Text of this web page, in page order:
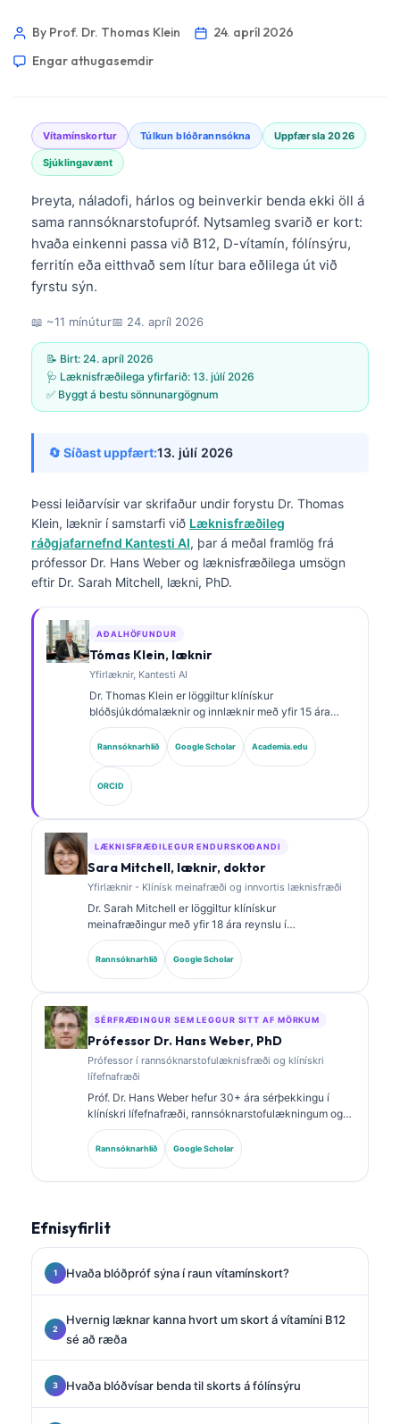
By Prof. Dr. Thomas Klein
24. apríl 2026
Engar athugasemdir
Vítamínskortur Túlkun blóðrannsókna Uppfærsla 2026
Sjúklingavænt
Þreyta, náladofi, hárlos og beinverkir benda ekki öll á
sama rannsóknarstofupróf. Nytsamleg svarið er kort:
hvaða einkenni passa við B12, D-vítamín, fólínsýru,
ferritín eða eitthvað sem lítur bara eðlilega út við
fyrstu sýn.
📖 ~11 mínútur📅 24. apríl 2026
📝 Birt: 24. apríl 2026
🩺 Læknisfræðilega yfirfarið: 13. júlí 2026
✅ Byggt á bestu sönnunargögnum
🔄 Síðast uppfært:13. júlí 2026
Þessi leiðarvísir var skrifaður undir forystu Dr. Thomas
Klein, læknir í samstarfi við Læknisfræðileg
ráðgjafarnefnd Kantesti AI, þar á meðal framlög frá
prófessor Dr. Hans Weber og læknisfræðilega umsögn
eftir Dr. Sarah Mitchell, lækni, PhD.
AÐALHÖFUNDUR
Tómas Klein, læknir
Yfirlæknir, Kantesti AI
Dr. Thomas Klein er löggiltur klínískur
blóðsjúkdómalæknir og innlæknir með yfir 15 ára
reynslu í rannsóknarstofulækningum og greiningu
með aðstoð gervigreindar. Sem læknisforstjóri hjá
Kantesti AI veitir hann klínískt eftirlit með
læknisfræðilegum nákvæmni sérhannaðs
taugakerfis. Dr. Klein hefur birt mikið um túlkun
lífmerkja og rannsóknarstofugreiningar á sviði
rannsóknarstofulækninga.
Rannsóknarhlið Google Scholar Academia.edu
ORCID
LÆKNISFRÆÐILEGUR ENDURSKOÐANDI
Sara Mitchell, læknir, doktor
Yfirlæknir - Klínísk meinafræði og innvortis læknisfræði
Dr. Sarah Mitchell er löggiltur klínískur
meinafræðingur með yfir 18 ára reynslu í
rannsóknarstofulækningum og greiningargreiningu.
Hún er með sérsviðsvottanir í klínískri efnafræði og
hefur birt mikið um lífmerkjasnið og
Rannsóknarhlið Google Scholar
SÉRFRÆÐINGUR SEM LEGGUR SITT AF MÖRKUM
Prófessor Dr. Hans Weber, PhD
Prófessor í rannsóknarstofulæknisfræði og klínískri
lífefnafræði
Próf. Dr. Hans Weber hefur 30+ ára sérþekkingu í
klínískri lífefnafræði, rannsóknarstofulækningum og
rannsóknum á lífmerkjum. Fyrrverandi forseti þýska
félagsins um klíníska efnafræði, hann sérhæfir sig í
greiningu á greiningarsniðum, staðlaðri notkun
Rannsóknarhlið Google Scholar
Efnisyfirlit
Hvaða blóðpróf sýna í raun vítamínskort?
Hvernig læknar kanna hvort um skort á vítamíni B12
sé að ræða
Hvaða blóðvísar benda til skorts á fólínsýru